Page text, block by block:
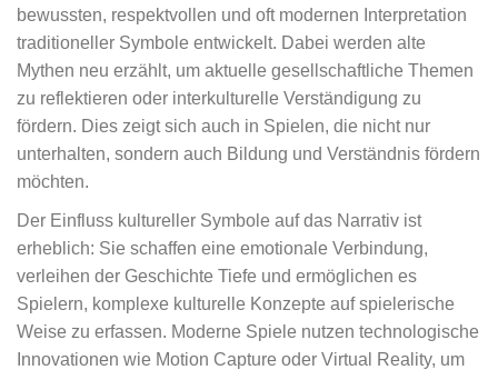
bewussten, respektvollen und oft modernen Interpretation
traditioneller Symbole entwickelt. Dabei werden alte
Mythen neu erzählt, um aktuelle gesellschaftliche Themen
zu reflektieren oder interkulturelle Verständigung zu
fördern. Dies zeigt sich auch in Spielen, die nicht nur
unterhalten, sondern auch Bildung und Verständnis fördern
möchten.
Der Einfluss kultureller Symbole auf das Narrativ ist
erheblich: Sie schaffen eine emotionale Verbindung,
verleihen der Geschichte Tiefe und ermöglichen es
Spielern, komplexe kulturelle Konzepte auf spielerische
Weise zu erfassen. Moderne Spiele nutzen technologische
Innovationen wie Motion Capture oder Virtual Reality, um